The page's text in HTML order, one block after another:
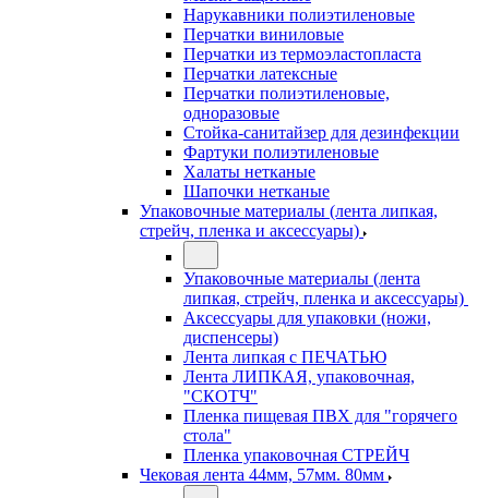
Нарукавники полиэтиленовые
Перчатки виниловые
Перчатки из термоэластопласта
Перчатки латексные
Перчатки полиэтиленовые,
одноразовые
Стойка-санитайзер для дезинфекции
Фартуки полиэтиленовые
Халаты нетканые
Шапочки нетканые
Упаковочные материалы (лента липкая,
стрейч, пленка и аксессуары)
Упаковочные материалы (лента
липкая, стрейч, пленка и аксессуары)
Аксессуары для упаковки (ножи,
диспенсеры)
Лента липкая с ПЕЧАТЬЮ
Лента ЛИПКАЯ, упаковочная,
"СКОТЧ"
Пленка пищевая ПВХ для "горячего
стола"
Пленка упаковочная СТРЕЙЧ
Чековая лента 44мм, 57мм. 80мм